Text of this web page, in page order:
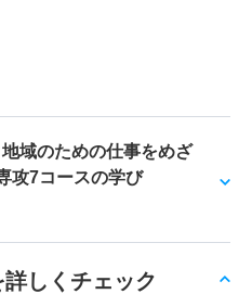
地域のための仕事をめざ
攻7コースの学び
しくチェック